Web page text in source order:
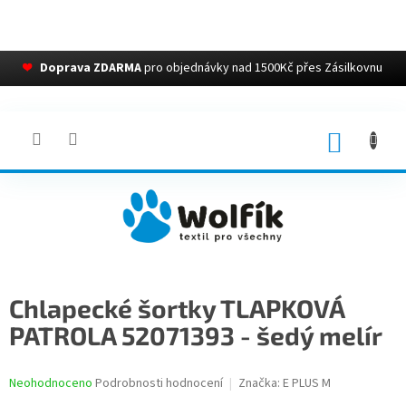
❤ Doprava ZDARMApro objednávky nad 1500Kč přes Zásilkovnu
Chlapecké šortky TLAPKOVÁ
PATROLA 52071393 - šedý melír
Průměrné
Neohodnoceno Podrobnosti hodnocení Značka: E PLUS M